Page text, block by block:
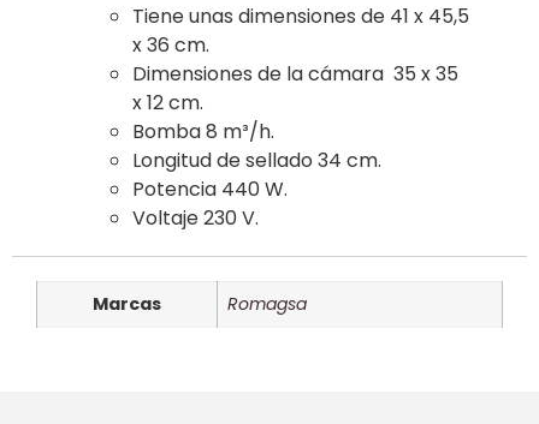
Tiene unas dimensiones de 41 x 45,5
x 36 cm.
Dimensiones de la cámara 35 x 35
x 12 cm.
Bomba 8 m³/h.
Longitud de sellado 34 cm.
Potencia 440 W.
Voltaje 230 V.
Marcas Romagsa